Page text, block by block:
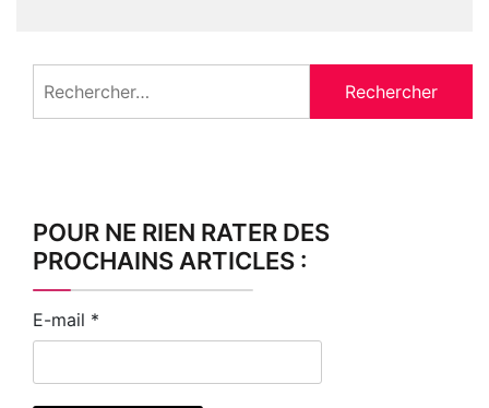
POUR NE RIEN RATER DES
PROCHAINS ARTICLES :
E-mail *